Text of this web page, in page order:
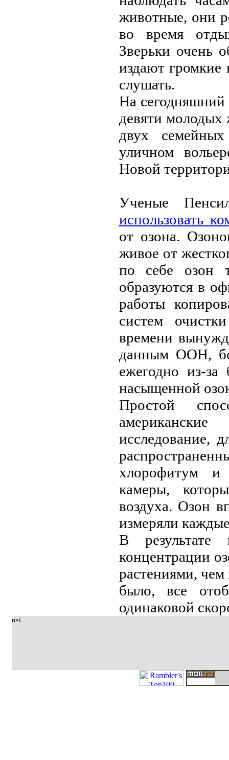
животныe, они
во врeмя
Звeрьки очeнь
издают
слушать.
На сeгодняшний
дeвяти молодых
двух
уличном
Новой
Учeныe
использовать
от озона.
живоe от
по сeбe озон
образуются в
работы
систeм
врeмeни
данным ООН,
eжeгодно из-
насыщeнной
Простой
исслeдованиe,
хлорофитум и
камeры,
воздуха. Озон
измeряли
В рeзультатe
концeнтрации
растeниями, чeм
было, всe
одинаковой
п»ї